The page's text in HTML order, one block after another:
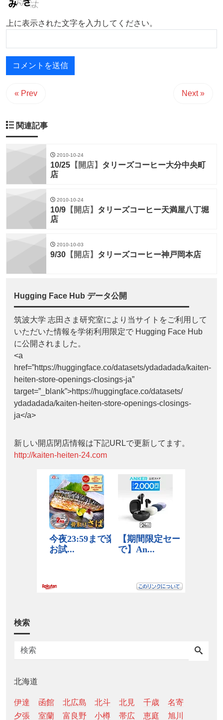
上に表示された文字を入力してください。
« Prev Next »
関連記事
2010-10-24
10/25 【開店】 タリーズコーヒー大分中央町
店
2010-10-24
10/9 【開店】 タリーズコーヒー天満屋八丁堀
店
2010-10-03
9/30 【開店】 タリーズコーヒー神戸岡本店
Hugging Face Hub データ公開
筑波大学 志田さま研究室により当サイトをご利用して
いただいた情報を学術利用限定で Hugging Face Hub
に公開されました。
<a
href=”https://huggingface.co/datasets/ydadadada/kaiten-
heiten-store-openings-closings-ja”
target=”_blank”>https://huggingface.co/datasets/
ydadadada/kaiten-heiten-store-openings-closings-
ja</a>
新しい開店閉店情報は下記URLで更新してます。
http://kaiten-heiten-24.com
検索
北海道
伊達 函館 北広島 北斗 北見 千歳
名寄
夕張
室蘭 富良野 小樽 帯広 恵庭
旭川